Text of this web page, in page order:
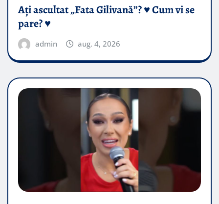
Ați ascultat „Fata Gilivană”? ♥️ Cum vi se
pare? ♥️
admin aug. 4, 2026